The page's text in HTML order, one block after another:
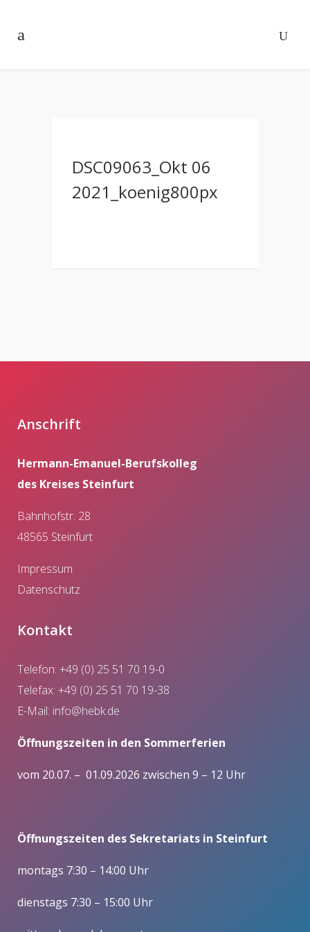
DSC09063_Okt 06
2021_koenig800px
Anschrift
Hermann-Emanuel-Berufskolleg
des Kreises Steinfurt
Bahnhofstr. 28
48565 Steinfurt
Impressum
Datenschutz
Kontakt
Telefon: +49 (0) 25 51 70 19-0
Telefax: +49 (0) 25 51 70 19-38
E-Mail: info@hebk.de
Öffnungszeiten in den Sommerferien
vom 20.07. – 01.09.2026 zwischen 9 – 12 Uhr
Öffnungszeiten des Sekretariats in Steinfurt
montags 7:30 – 14:00 Uhr
dienstags 7:30 – 15:00 Uhr